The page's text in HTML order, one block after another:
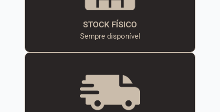
STOCK FÍSICO
Sempre disponível